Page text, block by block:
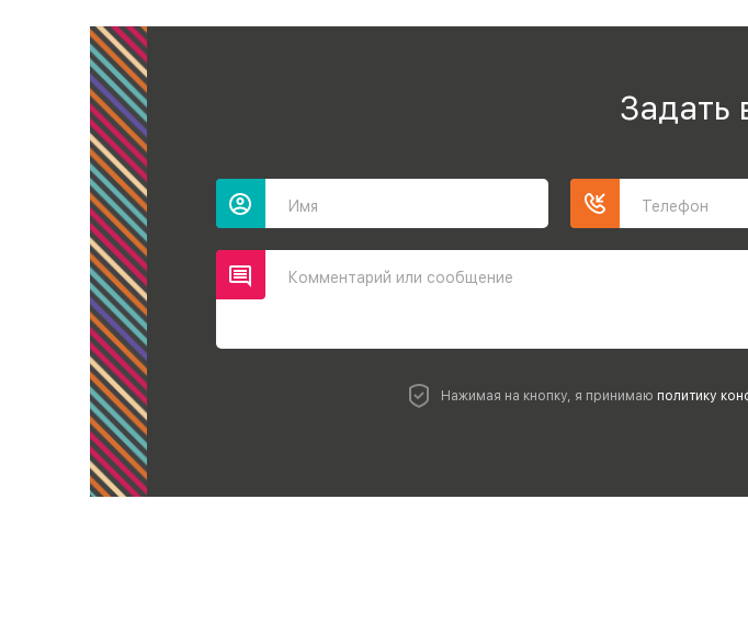
Задать
Имя Телефон
Комментарий или сообщение
Нажимая на кнопку, я принимаю политику